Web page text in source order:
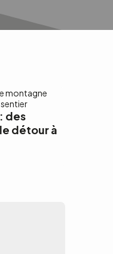
des
détour à